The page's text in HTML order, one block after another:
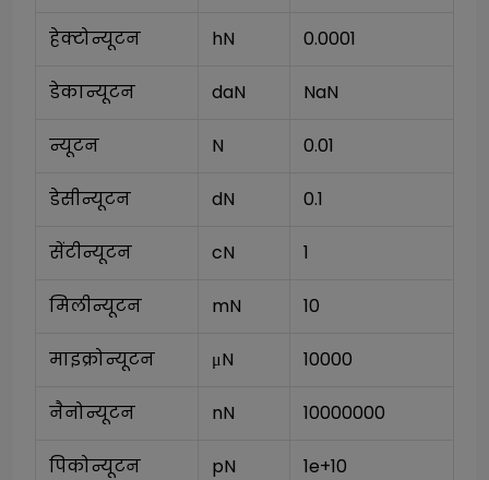
हेक्टोन्यूटन hN 0.0001
डेकान्यूटन daN NaN
न्यूटन N 0.01
डेसीन्यूटन dN 0.1
सेंटीन्यूटन cN 1
मिलीन्यूटन mN 10
माइक्रोन्यूटन μN 10000
नैनोन्यूटन nN 10000000
पिकोन्यूटन pN 1e+10